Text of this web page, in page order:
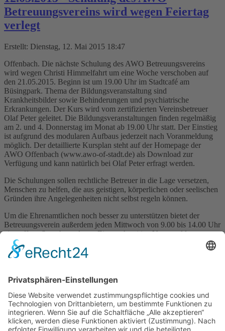
Betreuungsvereins wird wegen Feiertag
verlegt
Erstellt: Dienstag, 12. Mai 2015 18:47
Offenbach. Die nächste Schulung des AWO Betreuungsvereins
wird wegen Christi Himmelfahrt um eine Woche verschoben auf
den 21.05.2015. Beginn ist um 19.00 Uhr im Stadtcafé am
Büsingpark. Thema der Bildungsveranstaltung sind
Krankheitsbilder sowie Behinderungen und psychiatrische
Erkrankungen. Der Kurs wird vom zertifizierten Vereinsbetreuer
Olaf Peter geleitet. Die Bildungsveranstaltungen finden regelmäßig
am 2. und 4. Donnerstag im Monat ab 19.00 Uhr statt. Der Einstieg
ist aufgrund des modularen Aufbaus jederzeit nach Voranmeldung
möglich. Der detaillierte Kursplan steht auf der Homepage der
AWO Offenbach (www.awo-of-stadt.de) als Download zur
Verfügung und kann natürlich bei Olaf Peter erfragt werden.
Die Schulungen sollen rechtliche Betreuer in die Lage versetzen,
Menschen zu helfen, die aus geistigen, körperlichen oder seelischen
Gründen ihre Angelegenheiten nicht selbst regeln können.
Um die Ehrenamtlichen noch besser zu unterstützen bietet der
Betreuungsverein außerdem jeden Mittwoch von 9.00 bis 14.00 Uhr
eine offene Sprechstunde an. Eine rechtzeitige Voranmeldung
verhindert lange Wartezeiten.
Außerdem organisiert Olaf Peter am ersten Donnerstag im Monat
dem sich Interessierte austauschen können und gegenseitig mit Rat
und Tat zur Seite stehen.
Außerhalb der Sprechstunden ist Vereinsbetreuer Peter dienstags
und donnerstags von 10.00 bis 16.00 Uhr erreichbar unter Tel. Tel.
069 / 8010 9956 sowie per E-Mail an